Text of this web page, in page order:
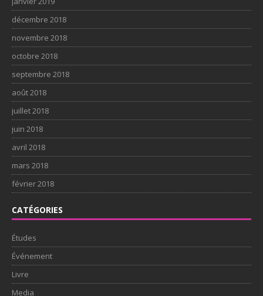
décembre 2018
novembre 2018
octobre 2018
septembre 2018
août 2018
juillet 2018
juin 2018
avril 2018
mars 2018
février 2018
CATÉGORIES
Études
Événement
Livre
Media